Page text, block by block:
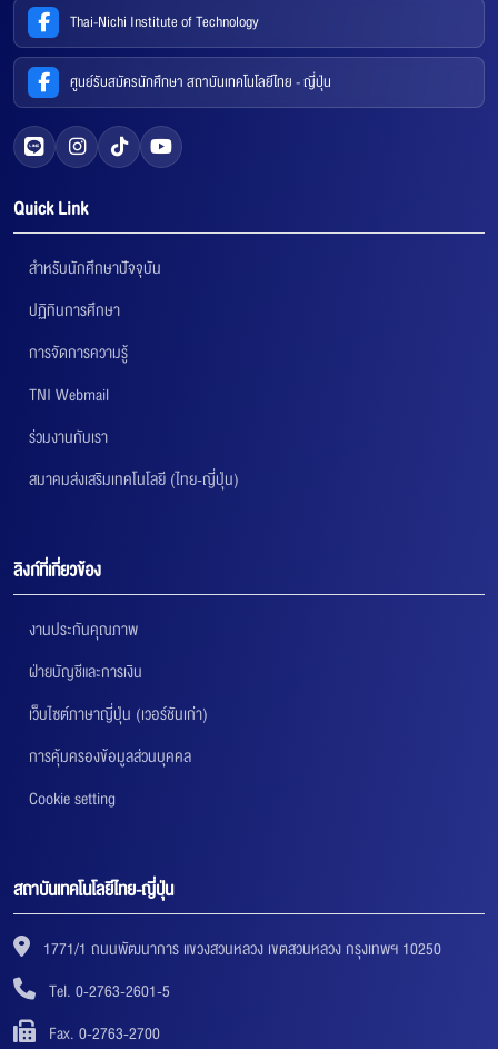
Thai-Nichi Institute of Technology
ศูนย์รับสมัครนักศึกษา สถาบันเทคโนโลยีไทย - ญี่ปุ่น
Quick Link
สำหรับนักศึกษาปัจจุบัน
ปฏิทินการศึกษา
การจัดการความรู้
TNI Webmail
ร่วมงานกับเรา
สมาคมส่งเสริมเทคโนโลยี (ไทย-ญี่ปุ่น)
ลิงก์ที่เกี่ยวข้อง
งานประกันคุณภาพ
ฝ่ายบัญชีและการเงิน
เว็บไซต์ภาษาญี่ปุ่น (เวอร์ชันเก่า)
การคุ้มครองข้อมูลส่วนบุคคล
Cookie setting
สถาบันเทคโนโลยีไทย-ญี่ปุ่น
1771/1 ถนนพัฒนาการ แขวงสวนหลวง เขตสวนหลวง กรุงเทพฯ 10250
Tel. 0-2763-2601-5
Fax. 0-2763-2700